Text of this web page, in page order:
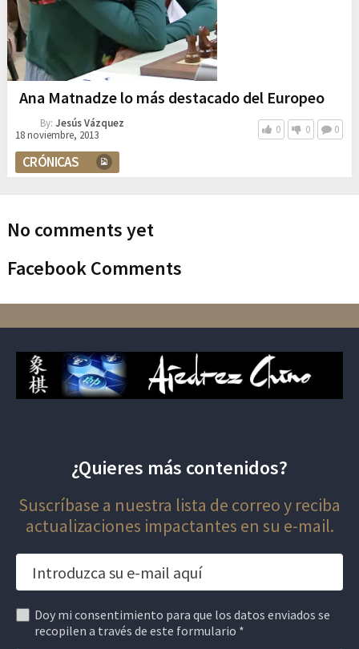
Ana Matnadze lo más destacado del Europeo
By: Jesús Vázquez
18 noviembre, 2013
0 0 0
CRÓNICAS
No comments yet
Facebook Comments
¿Quieres más contenidos?
Suscríbase a nuestra lista de correo y reciba
actualizaciones impactantes en su e-mail.
Doy mi consentimiento para que los datos enviados se
recopilen a través de este formulario *